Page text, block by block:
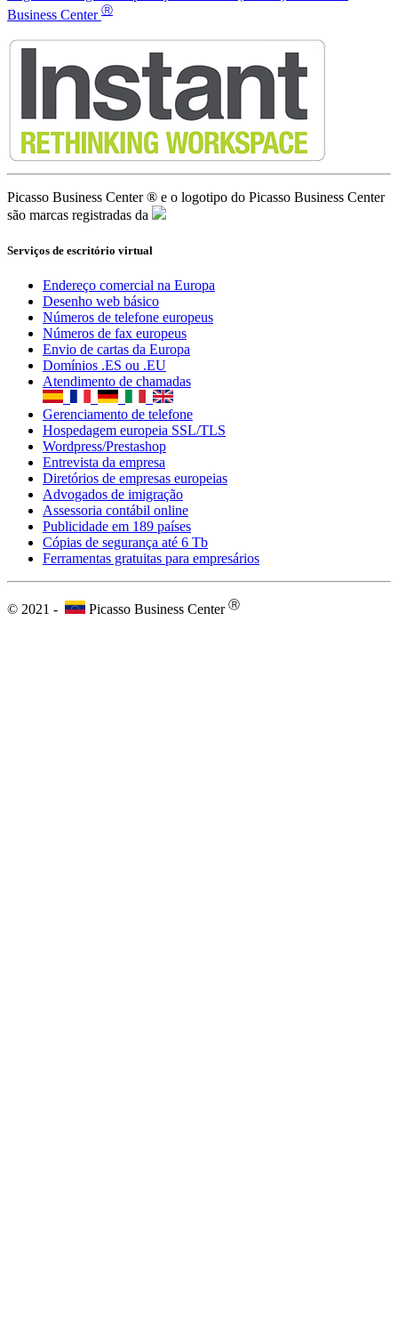
Business Center Ⓡ
Picasso Business Center ® e o logotipo do Picasso Business Center
são marcas registradas da
Serviços de escritório virtual
Endereço comercial na Europa
Desenho web básico
Números de telefone europeus
Números de fax europeus
Envio de cartas da Europa
Domínios .ES ou .EU
Atendimento de chamadas
Gerenciamento de telefone
Hospedagem europeia SSL/TLS
Wordpress/Prestashop
Entrevista da empresa
Diretórios de empresas europeias
Advogados de imigração
Assessoria contábil online
Publicidade em 189 países
Cópias de segurança até 6 Tb
Ferramentas gratuitas para empresários
© 2021 - Picasso Business Center Ⓡ